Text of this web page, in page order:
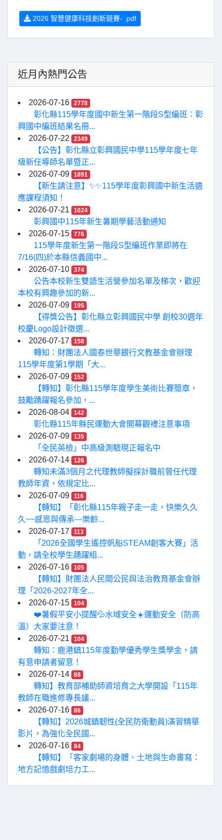
2026 智慧健康科技創新競賽- .pdf
近月內熱門公告
2026-07-16 2778
彰化縣115學年度國中新生第一階段S型編班：彰
興國中編班結果名冊...
2026-07-22
2349
【公告】彰化縣立彰興國民中學115學年度七年
級新任導師名單暨正...
2026-07-09
1891
【新生請注意】✨✨115學年度彰興國中新生活適
應課程須知！
2026-07-21
1024
彰興國中115年新生暑期學藝活動通知
2026-07-15
776
115學年度新生第一階段S型編班作業即將在
7/16(四)於本縣信義國中...
2026-07-10
374
公告本校新生雙語生活營參加名單及梯次，歡迎
本校有興趣參加的新...
2026-07-09
195
【得獎公告】彰化縣立彰興國民中學 創校30週年
校慶Logo設計徵選...
2026-07-17
158
轉知：財團法人國泰世華銀行文教基金會辦理
115學年度第1學期「大...
2026-07-09
152
【轉知】彰化縣115學年度學生美術比賽簡章，
鼓勵踴躍報名參加，...
2026-08-04
142
彰化縣115年縣民運動大會開幕觀禮注意事項
2026-07-09
135
「全民英檢」中高級測驗現正報名中
2026-07-14
126
轉知未滿3個月之代理教師擬採計職前曾任代理
教師年資，依規定比...
2026-07-09
116
【轉知】「彰化縣115年親子走一走，快樂久久
久~~感恩與傳承—樂齡...
2026-07-17
113
「2026全國學生遙控帆船STEAM創客大賽」活
動，請全校學生踴躍組...
2026-07-16
105
【轉知】財團法人民間公民與法治教育基金會辦
理「2026-2027年全...
2026-07-15
104
❤️暑假平安小提醒💦水域安全☀️運動安全（防高
溫）大家要注意！
2026-07-21
104
轉知：鹿港鎮115年度勤學優秀學生獎學金，請
有意申請者留意！
2026-07-14
88
轉知】教育部補助師資培育之大學開設「115年
教師在職進修專長議...
2026-07-16
86
【轉知】2026城鎮韌性(全民防衛動員)演習精華
影片，為強化全民國...
2026-07-16
84
【轉知】「客家劇場的身體、土地與生命書寫：
地方記憶戲劇培力工...